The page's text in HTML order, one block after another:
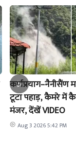
कर्णप्रयाग–नैनीसैंण
टूटा पहाड़, कैमरे में
मंजर, देंखें VIDEO
Aug 3 2026 5:42 PM